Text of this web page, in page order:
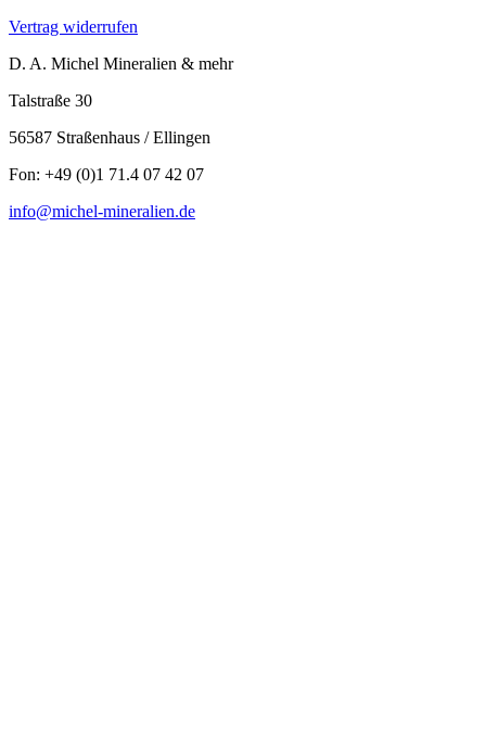
Vertrag widerrufen
D. A. Michel Mineralien & mehr
Talstraße 30
56587 Straßenhaus / Ellingen
Fon: +49 (0)1 71.4 07 42 07
info@michel-mineralien.de